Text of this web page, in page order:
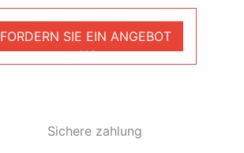
FORDERN SIE EIN ANGEBOT
AN
Sichere zahlung